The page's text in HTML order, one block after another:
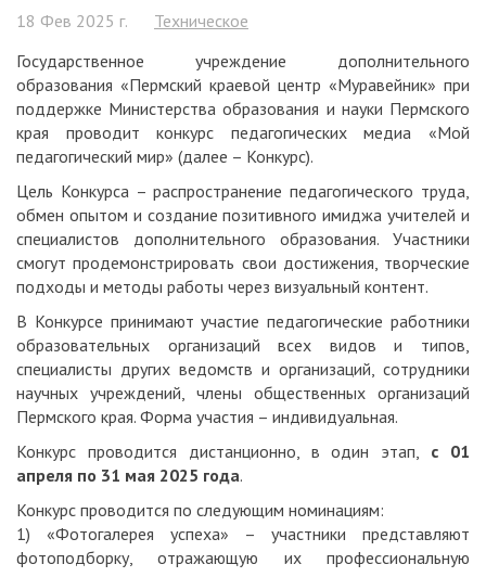
18 Фев 2025 г.
Техническое
Государственное учреждение дополнительного
образования «Пермский краевой центр «Муравейник» при
поддержке Министерства образования и науки Пермского
края проводит конкурс педагогических медиа «Мой
педагогический мир» (далее – Конкурс).
Цель Конкурса – распространение педагогического труда,
обмен опытом и создание позитивного имиджа учителей и
специалистов дополнительного образования. Участники
смогут продемонстрировать свои достижения, творческие
подходы и методы работы через визуальный контент.
В Конкурсе принимают участие педагогические работники
образовательных организаций всех видов и типов,
специалисты других ведомств и организаций, сотрудники
научных учреждений, члены общественных организаций
Пермского края. Форма участия – индивидуальная.
Конкурс проводится дистанционно, в один этап, с 01
апреля по 31 мая 2025 года.
Конкурс проводится по следующим номинациям:
1) «Фотогалерея успеха» – участники представляют
фотоподборку, отражающую их профессиональную